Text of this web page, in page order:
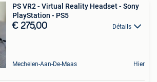
PS VR2 - Virtual Reality Headset - Sony
PlayStation - PS5
€ 275,00 Détails
Mechelen-Aan-De-Maas Hier